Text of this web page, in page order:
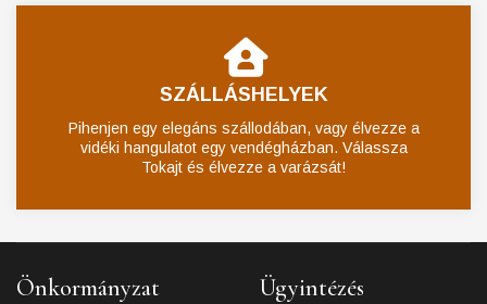
SZÁLLÁSHELYEK
Pihenjen egy elegáns szállodában, vagy élvezze a
vidéki hangulatot egy vendégházban. Válassza
Tokajt és élvezze a varázsát!
Önkormányzat Ügyintézés